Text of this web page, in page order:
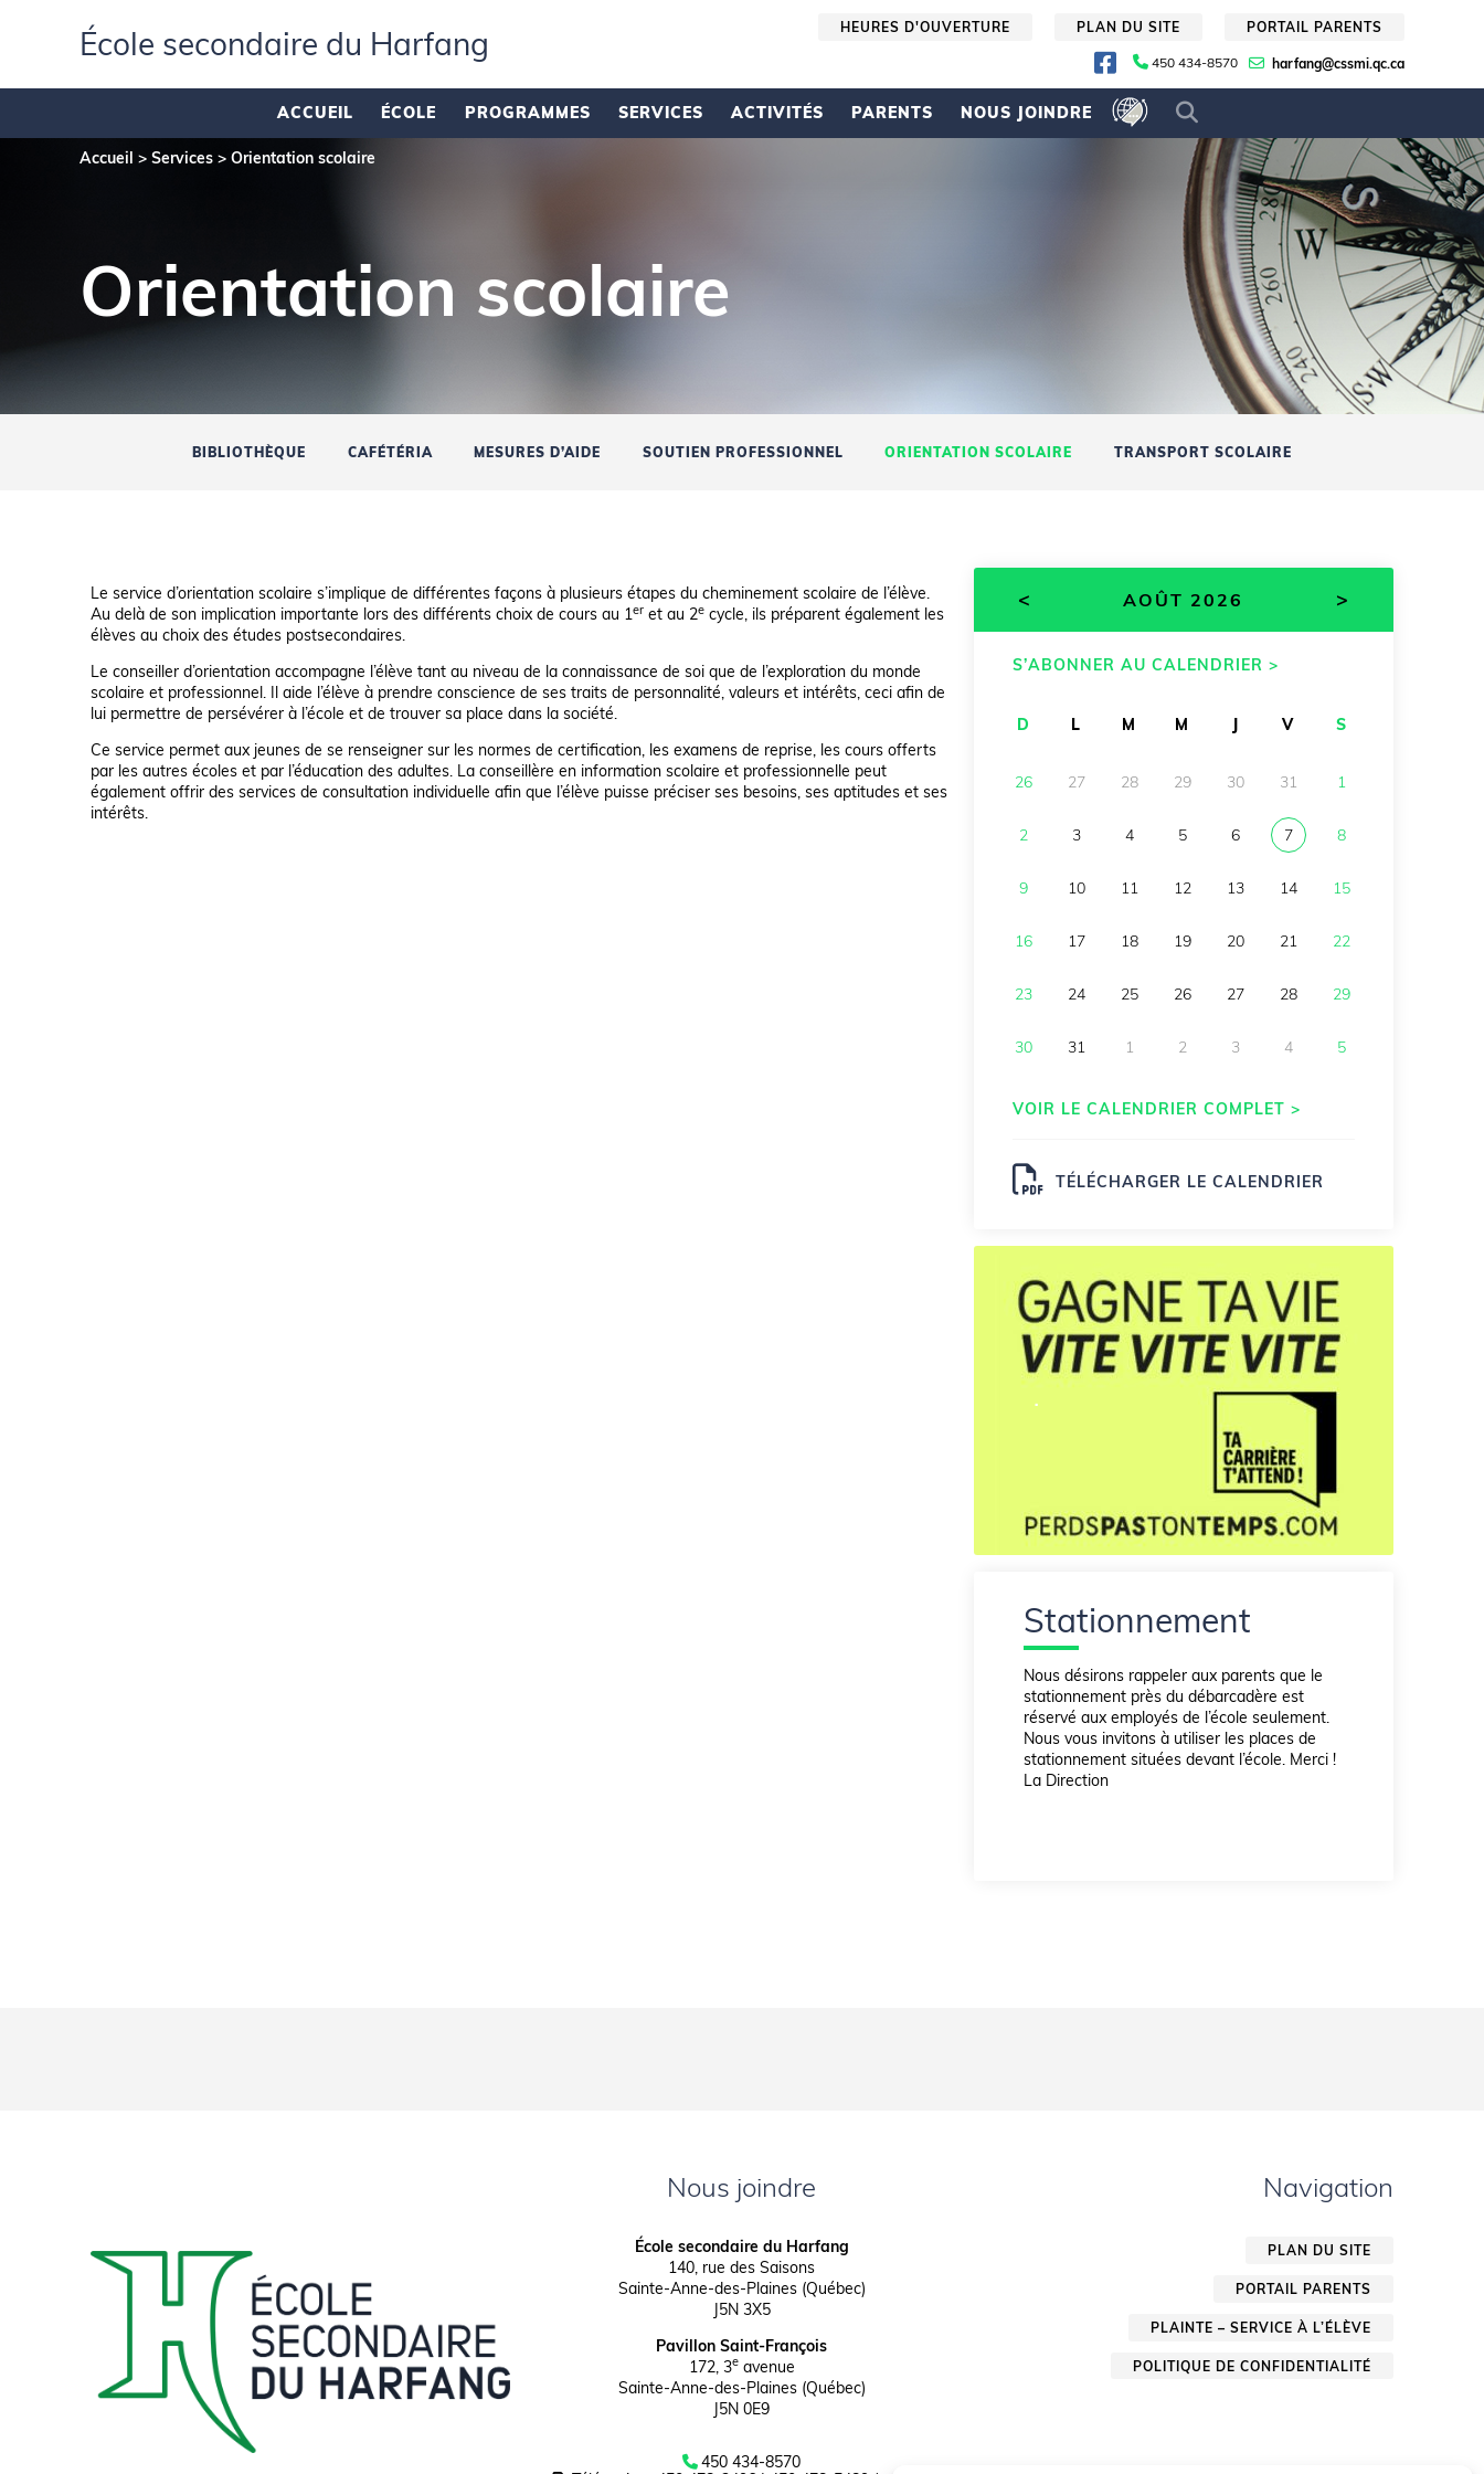
École secondaire du Harfang PLAN DU SITE PORTAIL PARENTS
HEURES D'OUVERTURE
450 434-8570 harfang@cssmi.qc.ca
ACCUEIL ÉCOLE PROGRAMMES SERVICES ACTIVITÉS PARENTS NOUS JOINDRE
Accueil > Services > Orientation scolaire
Orientation scolaire
BIBLIOTHÈQUE CAFÉTÉRIA MESURES D’AIDE SOUTIEN PROFESSIONNEL ORIENTATION SCOLAIRE TRANSPORT SCOLAIRE
Le service d’orientation scolaire s’implique de différentes façons à plusieurs étapes du cheminement scolaire de l’élève.
Au delà de son implication importante lors des différents choix de cours au 1er et au 2e cycle, ils préparent également les
élèves au choix des études postsecondaires.
Le conseiller d’orientation accompagne l’élève tant au niveau de la connaissance de soi que de l’exploration du monde
scolaire et professionnel. Il aide l’élève à prendre conscience de ses traits de personnalité, valeurs et intérêts, ceci afin de
lui permettre de persévérer à l’école et de trouver sa place dans la société.
Ce service permet aux jeunes de se renseigner sur les normes de certification, les examens de reprise, les cours offerts
par les autres écoles et par l’éducation des adultes. La conseillère en information scolaire et professionnelle peut
également offrir des services de consultation individuelle afin que l’élève puisse préciser ses besoins, ses aptitudes et ses
intérêts.
< AOÛT 2026 >
S’ABONNER AU CALENDRIER >
D L M M V S
26 27 28 29 30 31 1
2 3 4 5 6 7 8
9 10 11 12 13 14 15
16 17 18 19 20 21 22
23 24 25 26 27 28 29
30 31 1 2 3 4 5
VOIR LE CALENDRIER COMPLET >
TÉLÉCHARGER LE CALENDRIER
.
Stationnement
Nous désirons rappeler aux parents que le
stationnement près du débarcadère est
réservé aux employés de l’école seulement.
Nous vous invitons à utiliser les places de
stationnement situées devant l’école. Merci !
La Direction
Nous joindre
École secondaire du Harfang
140, rue des Saisons
Sainte-Anne-des-Plaines (Québec)
J5N 3X5
Pavillon Saint-François
172, 3eavenue
Sainte-Anne-des-Plaines (Québec)
J5N 0E9
450 434-8570
Navigation
PLAN DU SITE
PORTAIL PARENTS
PLAINTE – SERVICE À L’ÉLÈVE
POLITIQUE DE CONFIDENTIALITÉ